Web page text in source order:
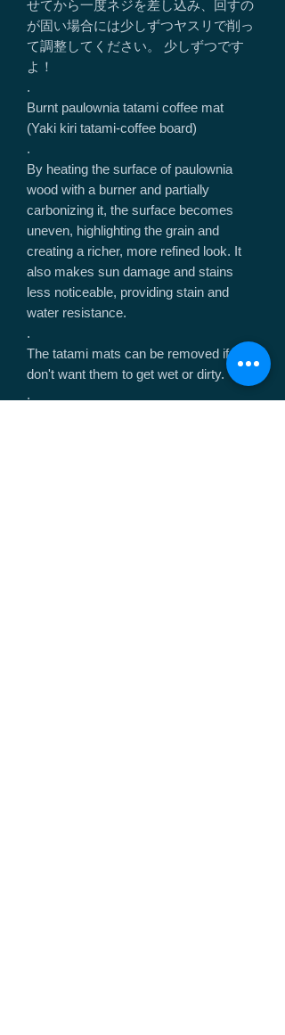
せてから一度ネジを差し込み、回すの
が固い場合には少しずつヤスリで削っ
て調整してください。 少しずつです
よ！
.
Burnt paulownia tatami coffee mat
(Yaki kiri tatami-coffee board)
.
By heating the surface of paulownia
wood with a burner and partially
carbonizing it, the surface becomes
uneven, highlighting the grain and
creating a richer, more refined look. It
also makes sun damage and stains
less noticeable, providing stain and
water resistance.
.
The tatami mats can be removed if you
don't want them to get wet or dirty.
.